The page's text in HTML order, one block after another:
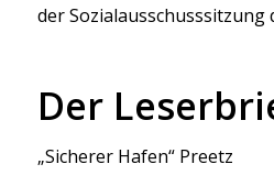
der Sozialausschusssitzung
Der
„Sicherer Hafen“ Preetz